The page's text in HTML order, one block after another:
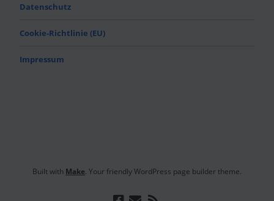
Datenschutz
Cookie-Richtlinie (EU)
Impressum
Built with Make. Your friendly WordPress page builder theme.